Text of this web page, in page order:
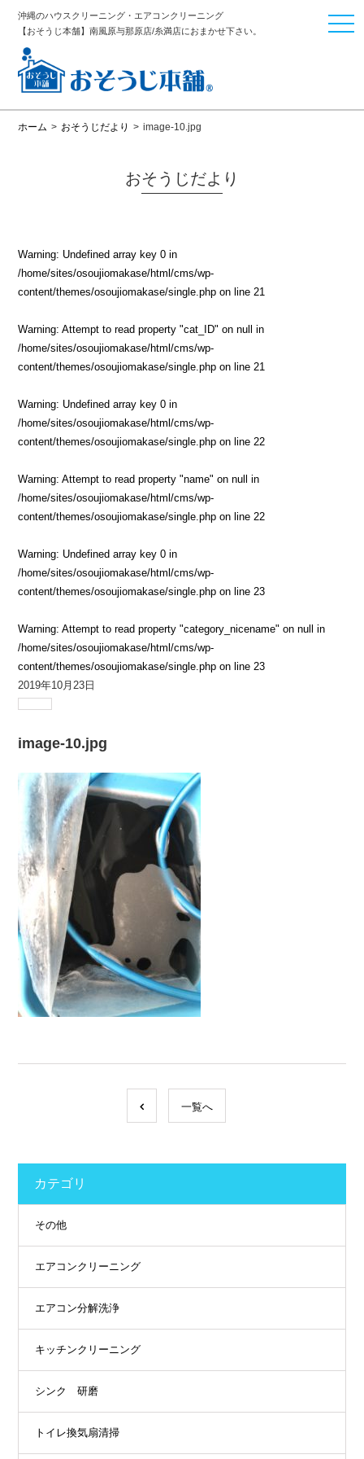
沖縄のハウスクリーニング・エアコンクリーニング
【おそうじ本舗】南風原与那原店/糸満店におまかせ下さい。
ホーム > おそうじだより > image-10.jpg
おそうじだより
Warning: Undefined array key 0 in
/home/sites/osoujiomakase/html/cms/wp-
content/themes/osoujiomakase/single.php on line 21
Warning: Attempt to read property "cat_ID" on null in
/home/sites/osoujiomakase/html/cms/wp-
content/themes/osoujiomakase/single.php on line 21
Warning: Undefined array key 0 in
/home/sites/osoujiomakase/html/cms/wp-
content/themes/osoujiomakase/single.php on line 22
Warning: Attempt to read property "name" on null in
/home/sites/osoujiomakase/html/cms/wp-
content/themes/osoujiomakase/single.php on line 22
Warning: Undefined array key 0 in
/home/sites/osoujiomakase/html/cms/wp-
content/themes/osoujiomakase/single.php on line 23
Warning: Attempt to read property "category_nicename" on null in
/home/sites/osoujiomakase/html/cms/wp-
content/themes/osoujiomakase/single.php on line 23
2019年10月23日
image-10.jpg
一覧へ
カテゴリ
その他
エアコンクリーニング
エアコン分解洗浄
キッチンクリーニング
シンク 研磨
トイレ換気扇清掃